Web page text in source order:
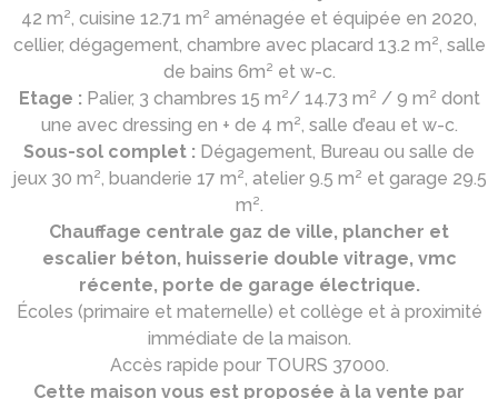
42 m², cuisine 12.71 m² aménagée et équipée en 2020,
cellier, dégagement, chambre avec placard 13.2 m², salle
de bains 6m² et w-c.
Etage : Palier, 3 chambres 15 m²/ 14.73 m² / 9 m² dont
une avec dressing en + de 4 m², salle d’eau et w-c.
Sous-sol complet : Dégagement, Bureau ou salle de
jeux 30 m², buanderie 17 m², atelier 9.5 m² et garage 29.5
m².
Chauffage centrale gaz de ville, plancher et
escalier béton, huisserie double vitrage, vmc
récente, porte de garage électrique.
Écoles (primaire et maternelle) et collège et à proximité
immédiate de la maison.
Accès rapide pour TOURS 37000.
Cette maison vous est proposée à la vente par